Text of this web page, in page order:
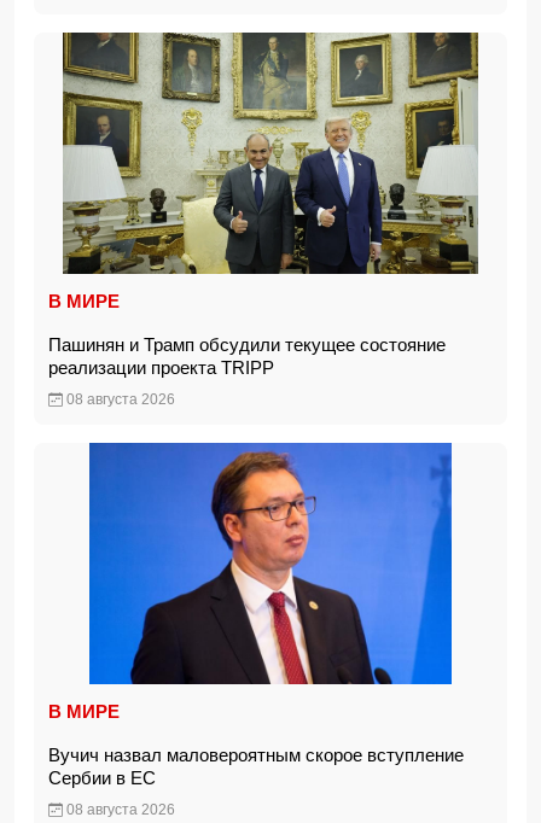
В МИРЕ
Пашинян и Трамп обсудили текущее состояние
реализации проекта TRIPP
08 августа 2026
В МИРЕ
Вучич назвал маловероятным скорое вступление
Сербии в ЕС
08 августа 2026